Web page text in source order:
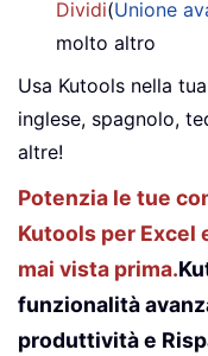
Dividi(Unione
molto altro
Usa Kutools nella
inglese, spagnolo,
altre!
Potenzia le tue
Kutools per Excel
mai vista prima.
funzionalità
produttività e